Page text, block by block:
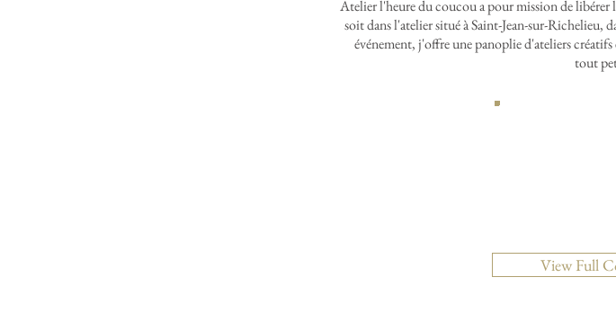
Atelier l'heure du coucou a pour mission de libérer
soit dans l'atelier situé à Saint-Jean-sur-Richelieu,
événement, j'offre une panoplie d'ateliers
tout
View Full